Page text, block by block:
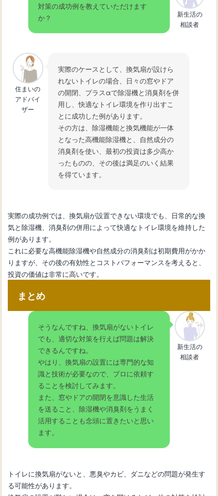
対策の成功例を教えていただけます
か？
新生活の
相談者
住まいの
アドバイ
ザー
実際のケースとして、換気扇が設けら
れないトイレの場合、日々の窓やドア
の開閉、プラスαで除湿機と消臭剤を併
用し、快適なトイレ環境を作り出すこ
とに成功した例があります。
その方は、除湿機能と換気機能が一体
となった高機能除湿機と、自然成分の
消臭剤を使い、最初の投資は多少高か
ったものの、その後は満足のいく結果
を得ています。
実際の成功例では、換気扇が設置できない環境でも、日常的な換
気と除湿機、消臭剤の併用によって快適なトイレ環境を維持した
例があります。
これに必要な高機能除湿機や自然成分の消臭剤は初期費用がかか
りますが、その後の有効性とコストパフォーマンスを考えると、
投資の価値は非常に高いです。
まとめ
そうなんですね、換気扇がないトイレ
でも、適切な対策を行えば問題は解決
できるんですね。
やはり、換気扇の設置には専門的な知
識と技術が必要なので、プロに依頼す
ることを検討してみます。
また、窓やドアの開閉を意識した生活
を送ること、除湿機や消臭剤をうまく
活用することも念頭に置きたいと思い
ます。
新生活の
相談者
トイレに換気扇がないと、悪臭やカビ、ダニなどの問題が発生す
る可能性があります。